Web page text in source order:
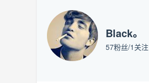
Black。
57粉丝/1 关注